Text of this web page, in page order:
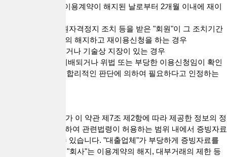
4) "회사"에 의하여 이용계약이 해지된 날로부터 2개월 이내에 재이
5) "회사"로부터 회원자격정지 조치 등을 받은 "회원"이 그 조치기간
중에 이용계약을 임의 해지하고 재이용신청을 하는 경우
6) 설비에 여유가 없거나 기술상 지장이 있는 경우
7) 기타 이 약관에 위배되거나 위법 또는 부당한 이용신청임이 확인
된 경우 및 "회사"가 합리적인 판단에 의하여 필요하다고 인정하는
"회사"는 "대출업체"가 이 약관 제7조 제2항에 따라 제공한 정보의 정
확성을 확인하기 위하여 관련법령이 허용하는 범위 내에서 증빙자료
의 제공을 요청할 수 있습니다. "대출업체"가 부당하게 증빙자료를
제공하지 않는 경우 "회사"는 이용계약의 해지, 대부거래의 제한 등